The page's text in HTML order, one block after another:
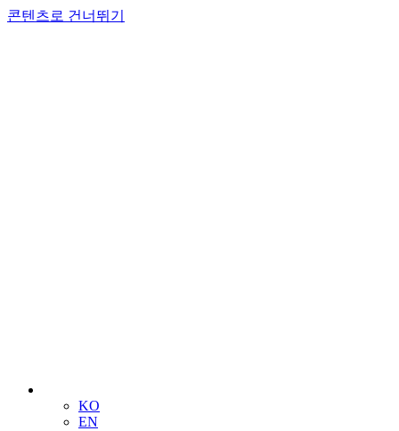
콘텐츠로 건너뛰기
KO
EN